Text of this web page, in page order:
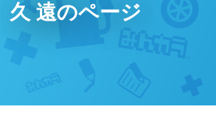
久 遠のページ